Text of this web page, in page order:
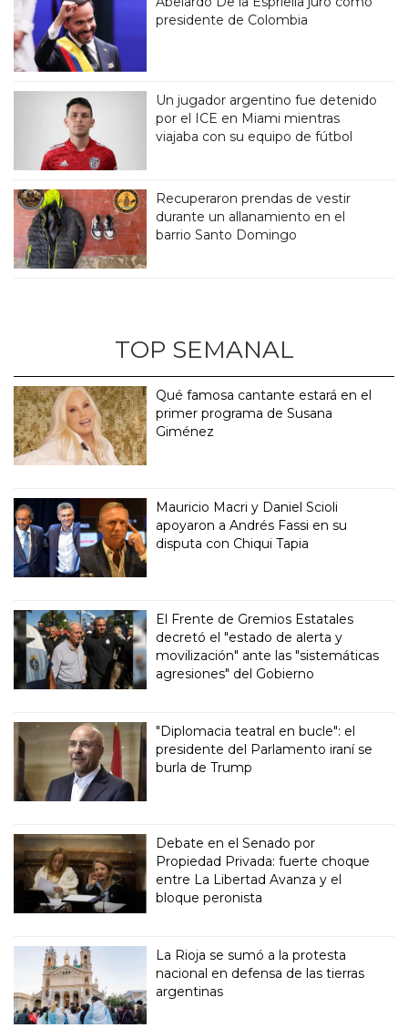
presidente de Colombia
Un jugador argentino fue detenido
por el ICE en Miami mientras
viajaba con su equipo de fútbol
Recuperaron prendas de vestir
durante un allanamiento en el
barrio Santo Domingo
TOP SEMANAL
Qué famosa cantante estará en el
primer programa de Susana
Giménez
Mauricio Macri y Daniel Scioli
apoyaron a Andrés Fassi en su
disputa con Chiqui Tapia
El Frente de Gremios Estatales
decretó el "estado de alerta y
movilización" ante las "sistemáticas
agresiones" del Gobierno
"Diplomacia teatral en bucle": el
presidente del Parlamento iraní se
burla de Trump
Debate en el Senado por
Propiedad Privada: fuerte choque
entre La Libertad Avanza y el
bloque peronista
La Rioja se sumó a la protesta
nacional en defensa de las tierras
argentinas